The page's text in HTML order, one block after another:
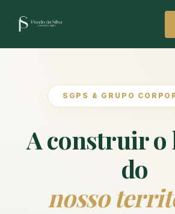
SGPS & GRUPO
A construir o
do
nosso